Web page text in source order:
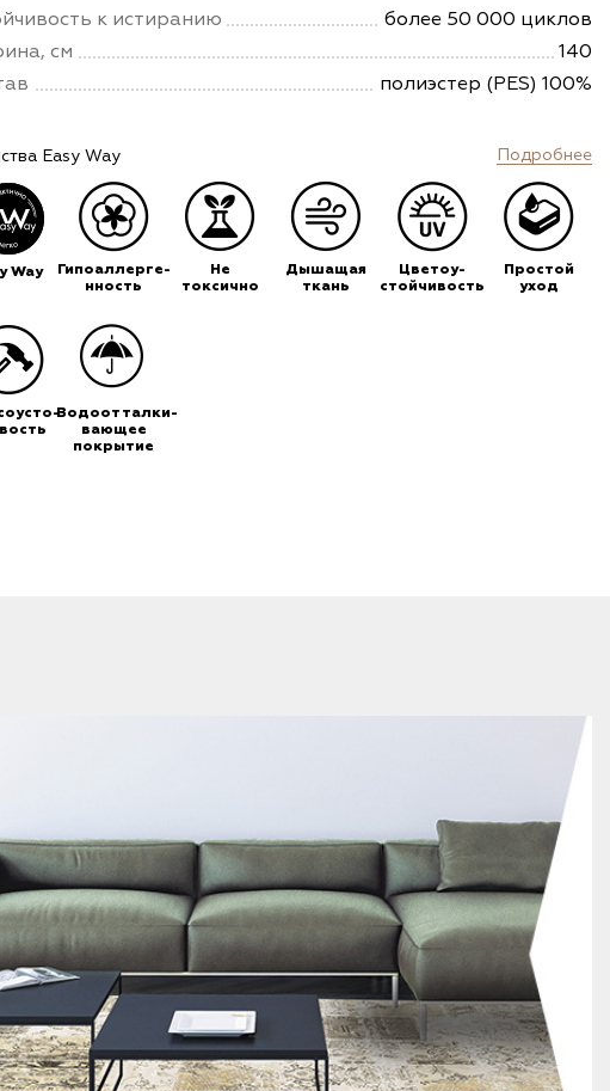
к истиранию
более 50 000 циклов
см
140
полиэстер (PES) 100%
Easy Way Подробнее
Way
Гипоаллерге-
нность
Не
токсично
Дышащая
ткань
Цветоу-
стойчивость
Простой
уход
Водоотталки-
вающее
покрытие